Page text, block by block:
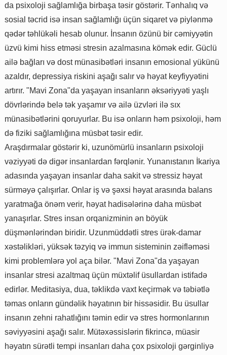
da psixoloji sağlamlığa birbaşa təsir göstərir. Tənhalıq və
sosial təcrid isə insan sağlamlığı üçün siqaret və piylənmə
qədər təhlükəli hesab olunur. İnsanın özünü bir cəmiyyətin
üzvü kimi hiss etməsi stresin azalmasına kömək edir. Güclü
ailə bağları və dost münasibətləri insanın emosional yükünü
azaldır, depressiya riskini aşağı salır və həyat keyfiyyətini
artırır. "Mavi Zona"da yaşayan insanların əksəriyyəti yaşlı
dövrlərində belə tək yaşamır və ailə üzvləri ilə sıx
münasibətlərini qoruyurlar. Bu isə onların həm psixoloji, həm
də fiziki sağlamlığına müsbət təsir edir.
Araşdırmalar göstərir ki, uzunömürlü insanların psixoloji
vəziyyəti də digər insanlardan fərqlənir. Yunanıstanın İkariya
adasında yaşayan insanlar daha sakit və stressiz həyat
sürməyə çalışırlar. Onlar iş və şəxsi həyat arasında balans
yaratmağa önəm verir, həyat hadisələrinə daha müsbət
yanaşırlar. Stres insan orqanizminin ən böyük
düşmənlərindən biridir. Uzunmüddətli stres ürək-damar
xəstəlikləri, yüksək təzyiq və immun sisteminin zəifləməsi
kimi problemlərə yol aça bilər. "Mavi Zona"da yaşayan
insanlar stresi azaltmaq üçün müxtəlif üsullardan istifadə
edirlər. Meditasiya, dua, təklikdə vaxt keçirmək və təbiətlə
təmas onların gündəlik həyatının bir hissəsidir. Bu üsullar
insanın zehni rahatlığını təmin edir və stres hormonlarının
səviyyəsini aşağı salır. Mütəxəssislərin fikrincə, müasir
həyatın sürətli tempi insanları daha çox psixoloji gərginliyə